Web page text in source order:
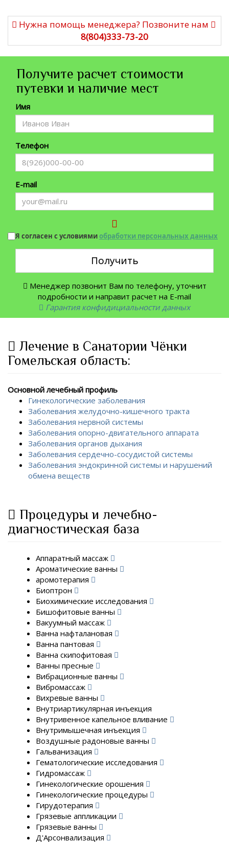
Нужна помощь менеджера? Позвоните нам
8(804)333-73-20
Получите расчет стоимости
путевки и наличие мест
Имя
Телефон
E-mail
Я согласен с условиямиобработки персональных данных
Получить
Менеджер позвонит Вам по телефону, уточнит
подробности и направит расчет на E-mail
Гарантия конфидициальности данных
Лечение в Санатории Чёнки
Гомельская область:
Основной лечебный профиль
Гинекологические заболевания
Заболевания желудочно-кишечного тракта
Заболевания нервной системы
Заболевания опорно-двигательного аппарата
Заболевания органов дыхания
Заболевания сердечно-сосудистой системы
Заболевания эндокринной системы и нарушений
обмена веществ
Процедуры и лечебно-
диагностическая база
Аппаратный массаж
Ароматические ванны
аромотерапия
Биоптрон
Биохимические исследования
Бишофитовые ванны
Вакуумный массаж
Ванна нафталановая
Ванна пантовая
Ванна скипофитовая
Ванны пресные
Вибрационные ванны
Вибромассаж
Вихревые ванны
Внутриартикулярная инъекция
Внутривенное капельное вливание
Внутримышечная инъекция
Воздушные радоновые ванны
Гальванизация
Гематологические исследования
Гидромассаж
Гинекологические орошения
Гинекологические процедуры
Гирудотерапия
Грязевые аппликации
Грязевые ванны
Д'Арсонвализация